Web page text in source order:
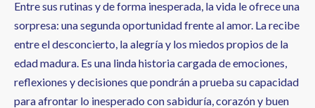
Entre sus rutinas y de forma inesperada, la vida le ofrece una
sorpresa: una segunda oportunidad frente al amor. La recibe
entre el desconcierto, la alegría y los miedos propios de la
edad madura. Es una linda historia cargada de emociones,
reflexiones y decisiones que pondrán a prueba su capacidad
para afrontar lo inesperado con sabiduría, corazón y buen